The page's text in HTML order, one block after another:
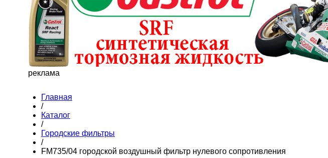
реклама
Главная
/
Каталог
/
Городские фильтры
/
FM735/04 городской воздушный фильтр нулевого сопротивления